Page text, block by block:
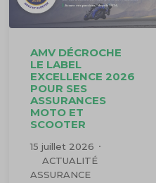
AMV DÉCROCHE
LE LABEL
EXCELLENCE 2026
POUR SES
ASSURANCES
MOTO ET
SCOOTER
15 juillet 2026
ACTUALITÉ
ASSURANCE